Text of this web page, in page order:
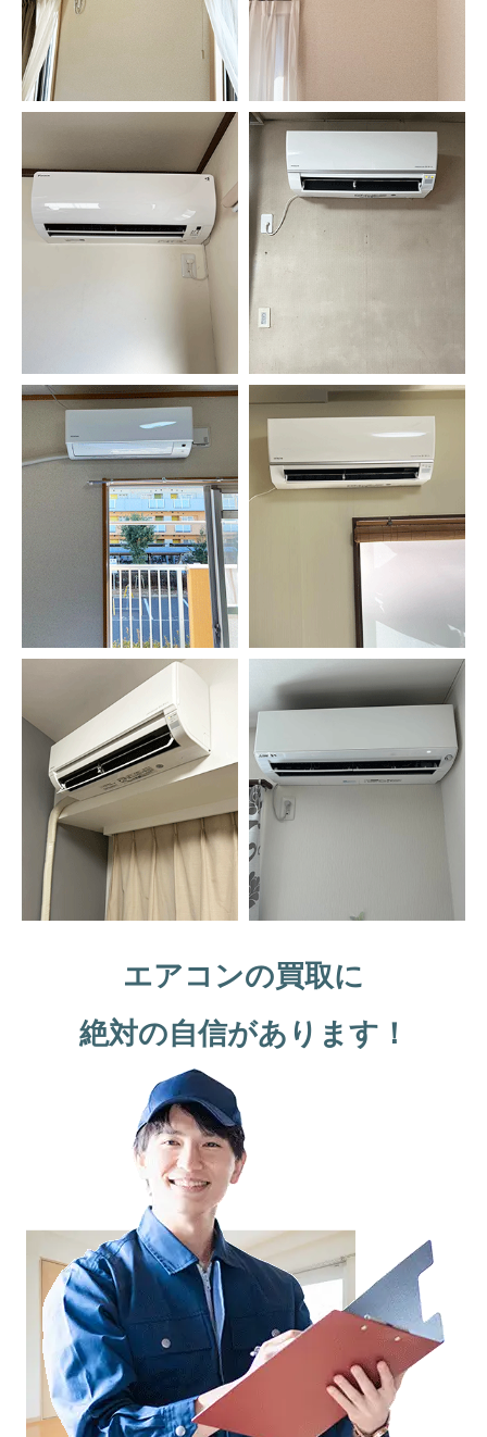
エアコンの買取に
絶対の自信があります！